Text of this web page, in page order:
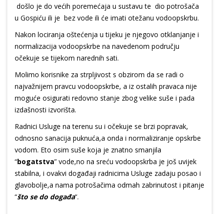
došlo je do većih poremećaja u sustavu te dio potrošača
u Gospiću ili je bez vode ili će imati otežanu vodoopskrbu.
Nakon lociranja oštećenja u tijeku je njegovo otklanjanje i
normalizacija vodoopskrbe na navedenom području
očekuje se tijekom narednih sati.
Molimo korisnike za strpljivost s obzirom da se radi o
najvažnijem pravcu vodoopskrbe, a iz ostalih pravaca nije
moguće osigurati redovno stanje zbog velike suše i pada
izdašnosti izvorišta.
Radnici Usluge na terenu su i očekuje se brzi popravak,
odnosno sanacija puknuća,a onda i normaliziranje opskrbe
vodom. Eto osim suše koja je znatno smanjila
“bogatstva” vode,no na sreću vodoopskrba je još uvijek
stabilna, i ovakvi događaji radnicima Usluge zadaju posao i
glavobolje,a nama potrošačima odmah zabrinutost i pitanje
“što se do događa“.